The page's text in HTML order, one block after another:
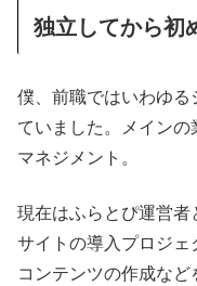
独立してから初
僕、前職ではいわゆ
ていました。メイン
マネジメント。
現在はふらとぴ運営
サイトの導入プロジ
コンテンツの作成な